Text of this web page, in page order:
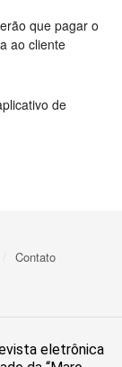
que pagar o
ao cliente
de
Contato
eletrônica